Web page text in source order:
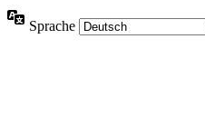
Sprache